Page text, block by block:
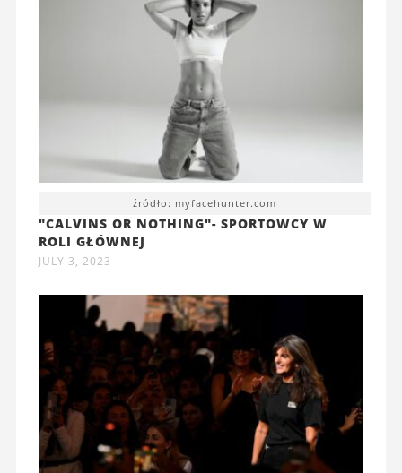
źródło: myfacehunter.com
"CALVINS OR NOTHING"- SPORTOWCY W
ROLI GŁÓWNEJ
JULY 3, 2023